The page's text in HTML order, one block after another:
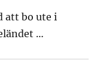
att bo ute i
…